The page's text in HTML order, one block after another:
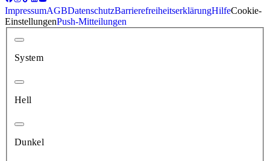
ImpressumAGBDatenschutzBarrierefreiheitserklärungHilfeCookie-
EinstellungenPush-Mitteilungen
System
Hell
Dunkel